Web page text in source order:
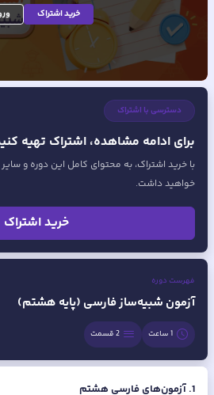
خرید اشتراک
دسترسی با اشتراک
برای ادامه مشاهده، اشتراک تهیه
با خرید اشتراک، به محتوای کامل این دوره و
خواهید داشت.
خرید اشتراک
فهرست دوره
آزمون شبیه‌ساز فارسی (پایه هشتم)
1 ساعت 2قسمت
1
. آزمون‌های فارسی هشتم